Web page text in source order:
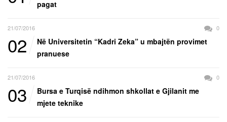
pagat
21/07/2016 0
02
Në Universitetin “Kadri Zeka” u mbajtën provimet
pranuese
21/07/2016 0
03
Bursa e Turqisë ndihmon shkollat e Gjilanit me
mjete teknike